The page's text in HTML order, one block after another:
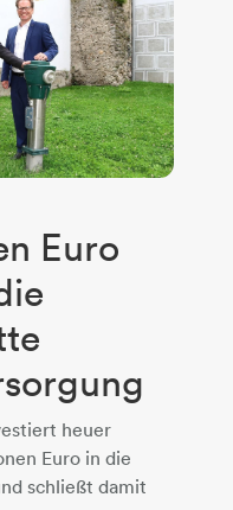
Euro
heuer
Euro in die
schließt damit